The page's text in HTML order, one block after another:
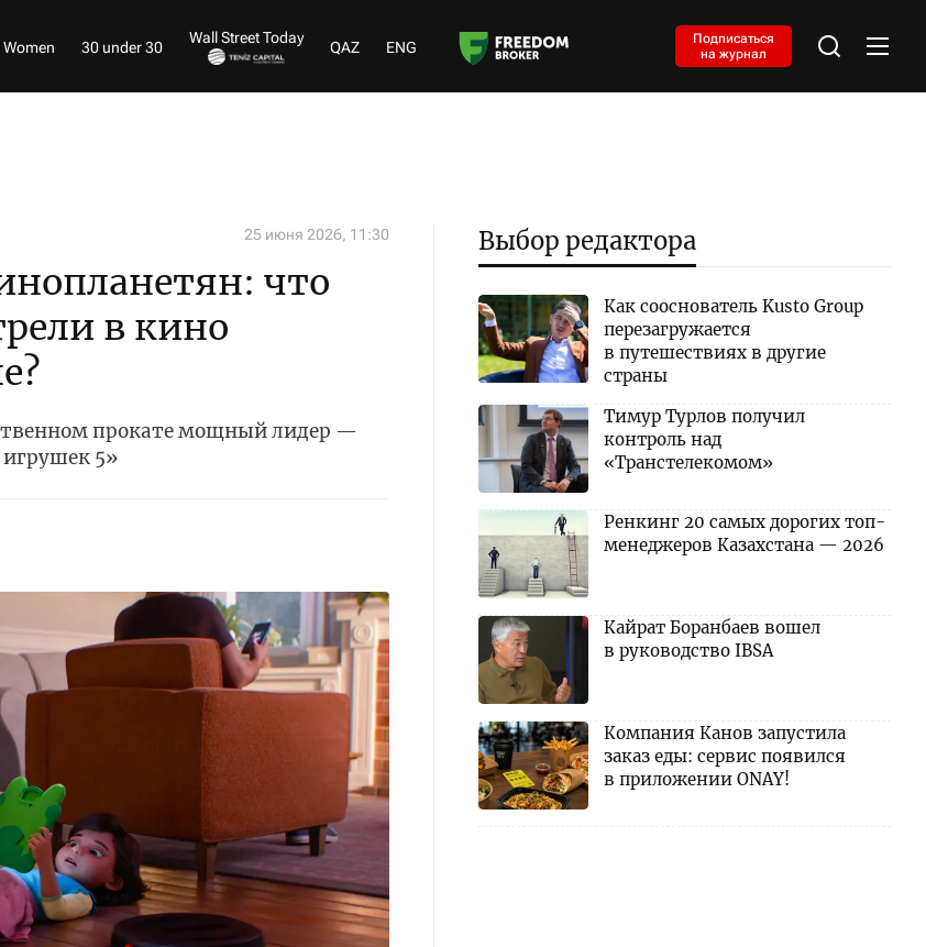
30 under 30
Wall Street Today
QAZ ENG
Подписаться
на журнал
25 июня 2026, 11:30
что
в кино
прокате мощный лидер —
5»
Выбор редактора
Как сооснователь Kusto Group
перезагружается
в путешествиях в другие
страны
Тимур Турлов получил
контроль над
«Транстелекомом»
Ренкинг 20 самых дорогих топ-
менеджеров Казахстана — 2026
Кайрат Боранбаев вошел
в руководство IBSA
Компания Канов запустила
заказ еды: сервис появился
в приложении ONAY!